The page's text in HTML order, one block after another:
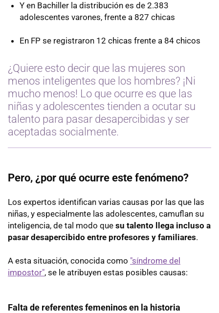
Y en Bachiller la distribución es de 2.383
adolescentes varones, frente a 827 chicas
En FP se registraron 12 chicas frente a 84 chicos
¿Quiere esto decir que las mujeres son
menos inteligentes que los hombres? ¡Ni
mucho menos! Lo que ocurre es que las
niñas y adolescentes tienden a ocutar su
talento para pasar desapercibidas y ser
aceptadas socialmente.
Pero, ¿por qué ocurre este fenómeno?
Los expertos identifican varias causas por las que las
niñas, y especialmente las adolescentes, camuflan su
inteligencia, de tal modo que su talento llega incluso a
pasar desapercibido entre profesores y familiares.
A esta situación, conocida como "síndrome del
impostor", se le atribuyen estas posibles causas:
Falta de referentes femeninos en la historia